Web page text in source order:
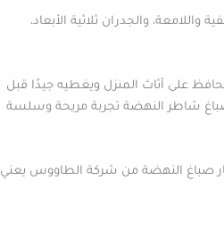
والجدران ثلاثية الأبعاد،
على أثاث المنزل ويغطيه جيدًا قبل
صباغ شاطر النهضة تجربة مريحة وسلسة
صباغ النهضة من شركة الطاووس يعني